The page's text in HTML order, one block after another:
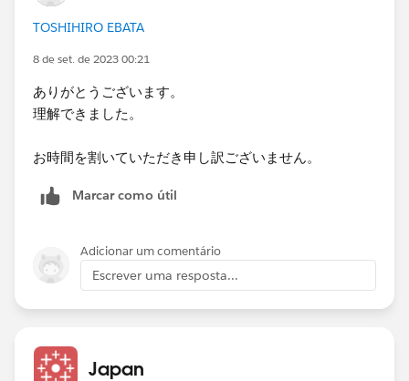
下線部分となります。
何卒よろしくお願い申し上げます。
TOSHIHIRO EBATA
8 de set. de 2023 00:21
ありがとうございます。
理解できました。
お時間を割いていただき申し訳ございません。
Marcar como útil
Adicionar um comentário
Escrever uma resposta...
Japan